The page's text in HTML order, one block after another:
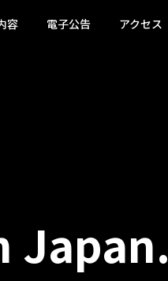
容 電子公告 アクセス
Japan.